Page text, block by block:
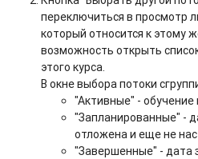
переключиться в просмотр
который относится к этому
возможность открыть
этого курса.
В окне выбора потоки
"Активные" - обучение
"Запланированные" -
отложена и еще не
"Завершенные" - дата